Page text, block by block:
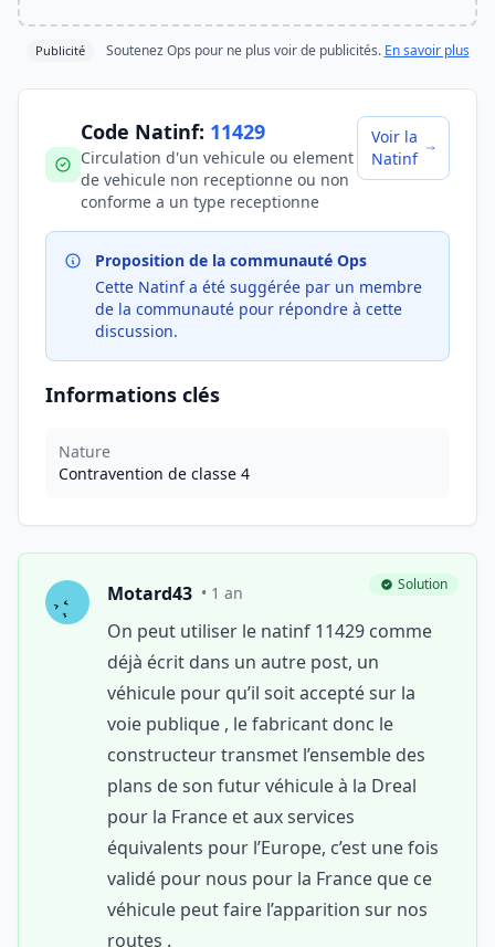
Publicité Soutenez Ops pour ne plus voir de publicités. En savoir plus
Code Natinf: 11429
Circulation d'un vehicule ou element
de vehicule non receptionne ou non
conforme a un type receptionne
Voir la
Natinf
Proposition de la communauté Ops
Cette Natinf a été suggérée par un membre
de la communauté pour répondre à cette
discussion.
Informations clés
Nature
Contravention de classe 4
Solution
Motard43 • 1 an
On peut utiliser le natinf 11429 comme
déjà écrit dans un autre post, un
véhicule pour qu’il soit accepté sur la
voie publique , le fabricant donc le
constructeur transmet l’ensemble des
plans de son futur véhicule à la Dreal
pour la France et aux services
équivalents pour l’Europe, c’est une fois
validé pour nous pour la France que ce
véhicule peut faire l’apparition sur nos
routes .